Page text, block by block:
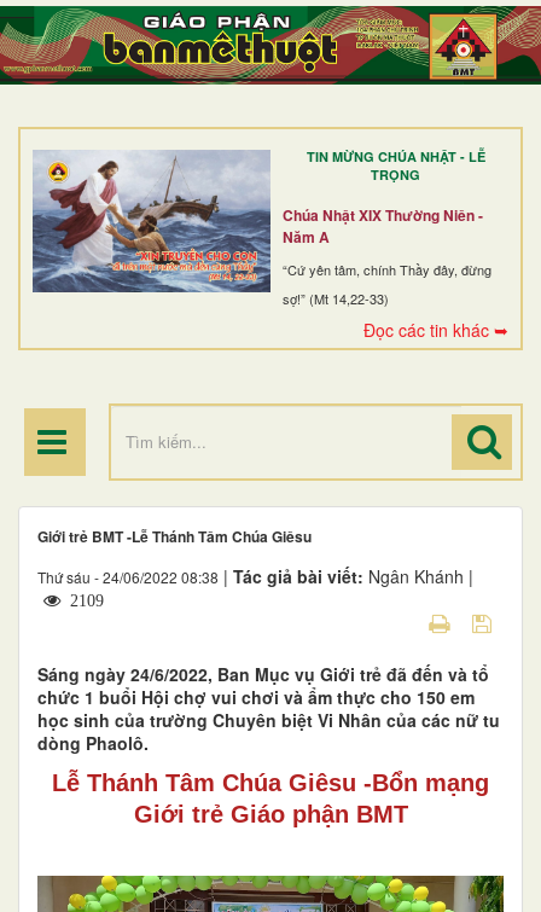
TIN MỪNG CHÚA NHẬT - LỄ
TRỌNG
Chúa Nhật XIX Thường Niên -
Năm A
“Cứ yên tâm, chính Thầy đây, đừng
sợ!” (Mt 14,22-33)
Đọc các tin khác ➥
TRANG NHẤT
GIỚI THIỆU
DÒNG TU
BAN MỤC VỤ
ĐOÀN THỂ CG
ĐIỂM HÀNH HƯƠNG
Giới trẻ BMT -Lễ Thánh Tâm Chúa Giêsu
Thứ sáu - 24/06/2022 08:38 | Tác giả bài viết: Ngân Khánh |
2109
Sáng ngày 24/6/2022, Ban Mục vụ Giới trẻ đã đến và tổ
chức 1 buổi Hội chợ vui chơi và ẩm thực cho 150 em
học sinh của trường Chuyên biệt Vi Nhân của các nữ tu
dòng Phaolô.
Lễ Thánh Tâm Chúa Giêsu -Bổn mạng
Giới trẻ Giáo phận BMT